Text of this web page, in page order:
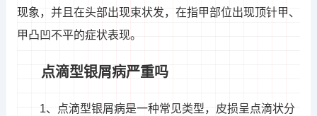
现象，并且在头部出现束状发，在指甲部位出现顶针甲、
甲凸凹不平的症状表现。
点滴型银屑病严重吗
1、点滴型银屑病是一种常见类型，皮损呈点滴状分